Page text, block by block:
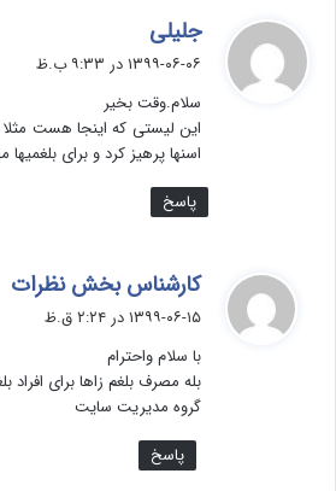
جلیلی
ف
:
۱۳۹۹-۰۶-۰۶ در ۹:۳۳ ب.ظ
سلام.وقت بخیر
این لیستی که اینجا هست مثلا
اسنها پرهیز کرد و برای
پاسخ
کارشناس بخش نظرات
۱۳۹۹-۰۶-۱۵ در ۲:۲۴ ق.ظ
با سلام و‌احترام
بله مصرف بلغم زاها برای افراد
گروه مدیریت سایت
پاسخ